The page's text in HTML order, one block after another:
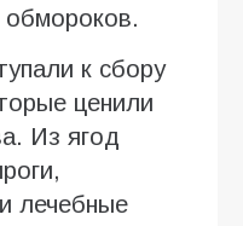
обмороков.
к сбору
ценили
Из ягод
лечебные